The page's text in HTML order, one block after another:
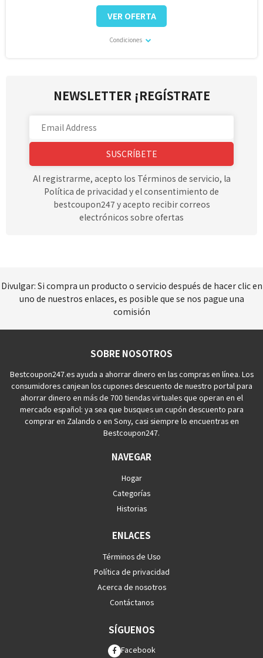
Condiciones
VER OFERTA
NEWSLETTER ¡REGÍSTRATE
SUSCRÍBETE
Al registrarme, acepto los Términos de servicio, la
Política de privacidad y el consentimiento de
bestcoupon247 y acepto recibir correos
electrónicos sobre ofertas
Divulgar: Si compra un producto o servicio después de hacer clic en
uno de nuestros enlaces, es posible que se nos pague una
comisión
SOBRE NOSOTROS
Bestcoupon247.es ayuda a ahorrar dinero en las compras en línea. Los
consumidores canjean los cupones descuento de nuestro portal para
ahorrar dinero en más de 700 tiendas virtuales que operan en el
mercado español: ya sea que busques un cupón descuento para
comprar en Zalando o en Sony, casi siempre lo encuentras en
Bestcoupon247.
NAVEGAR
Hogar
Categorías
Historias
ENLACES
Términos de Uso
Política de privacidad
Acerca de nosotros
Contáctanos
SÍGUENOS
Facebook